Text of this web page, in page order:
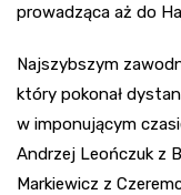
prowadząca aż do
Najszybszym
który pokonał
w imponującym
Andrzej Leończuk z
Markiewicz z